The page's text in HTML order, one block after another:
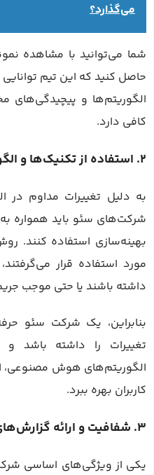
می‌گذارد؟
شما می‌توانید با مشاهده
حاصل کنید که این تیم توانایی
الگوریتم‌ها و پیچیدگی‌های
کافی دارد.
2. استفاده از تکنیک‌ها و الگوریتم‌های به‌روز
به دلیل تغییرات مداوم در
شرکت‌های سئو باید همواره
بهینه‌سازی استفاده کنند.
مورد استفاده قرار
داشته باشند یا حتی موجب
بنابراین، یک شرکت سئو
تغییرات را داشته باشد و
الگوریتم‌های هوش مصنوعی،
کاربران بهره ببرد.
3. شفافیت و ارائه گزارش‌های منظم
یکی از ویژگی‌های اساسی